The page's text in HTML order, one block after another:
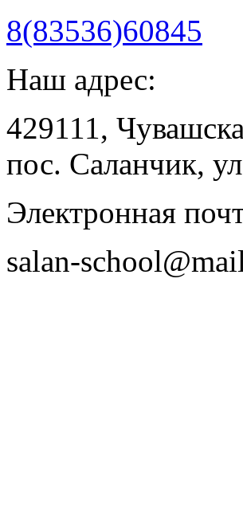
8(83536)60845
Наш адрес:
429111,
пос. Саланчик,
Электронная
salan-